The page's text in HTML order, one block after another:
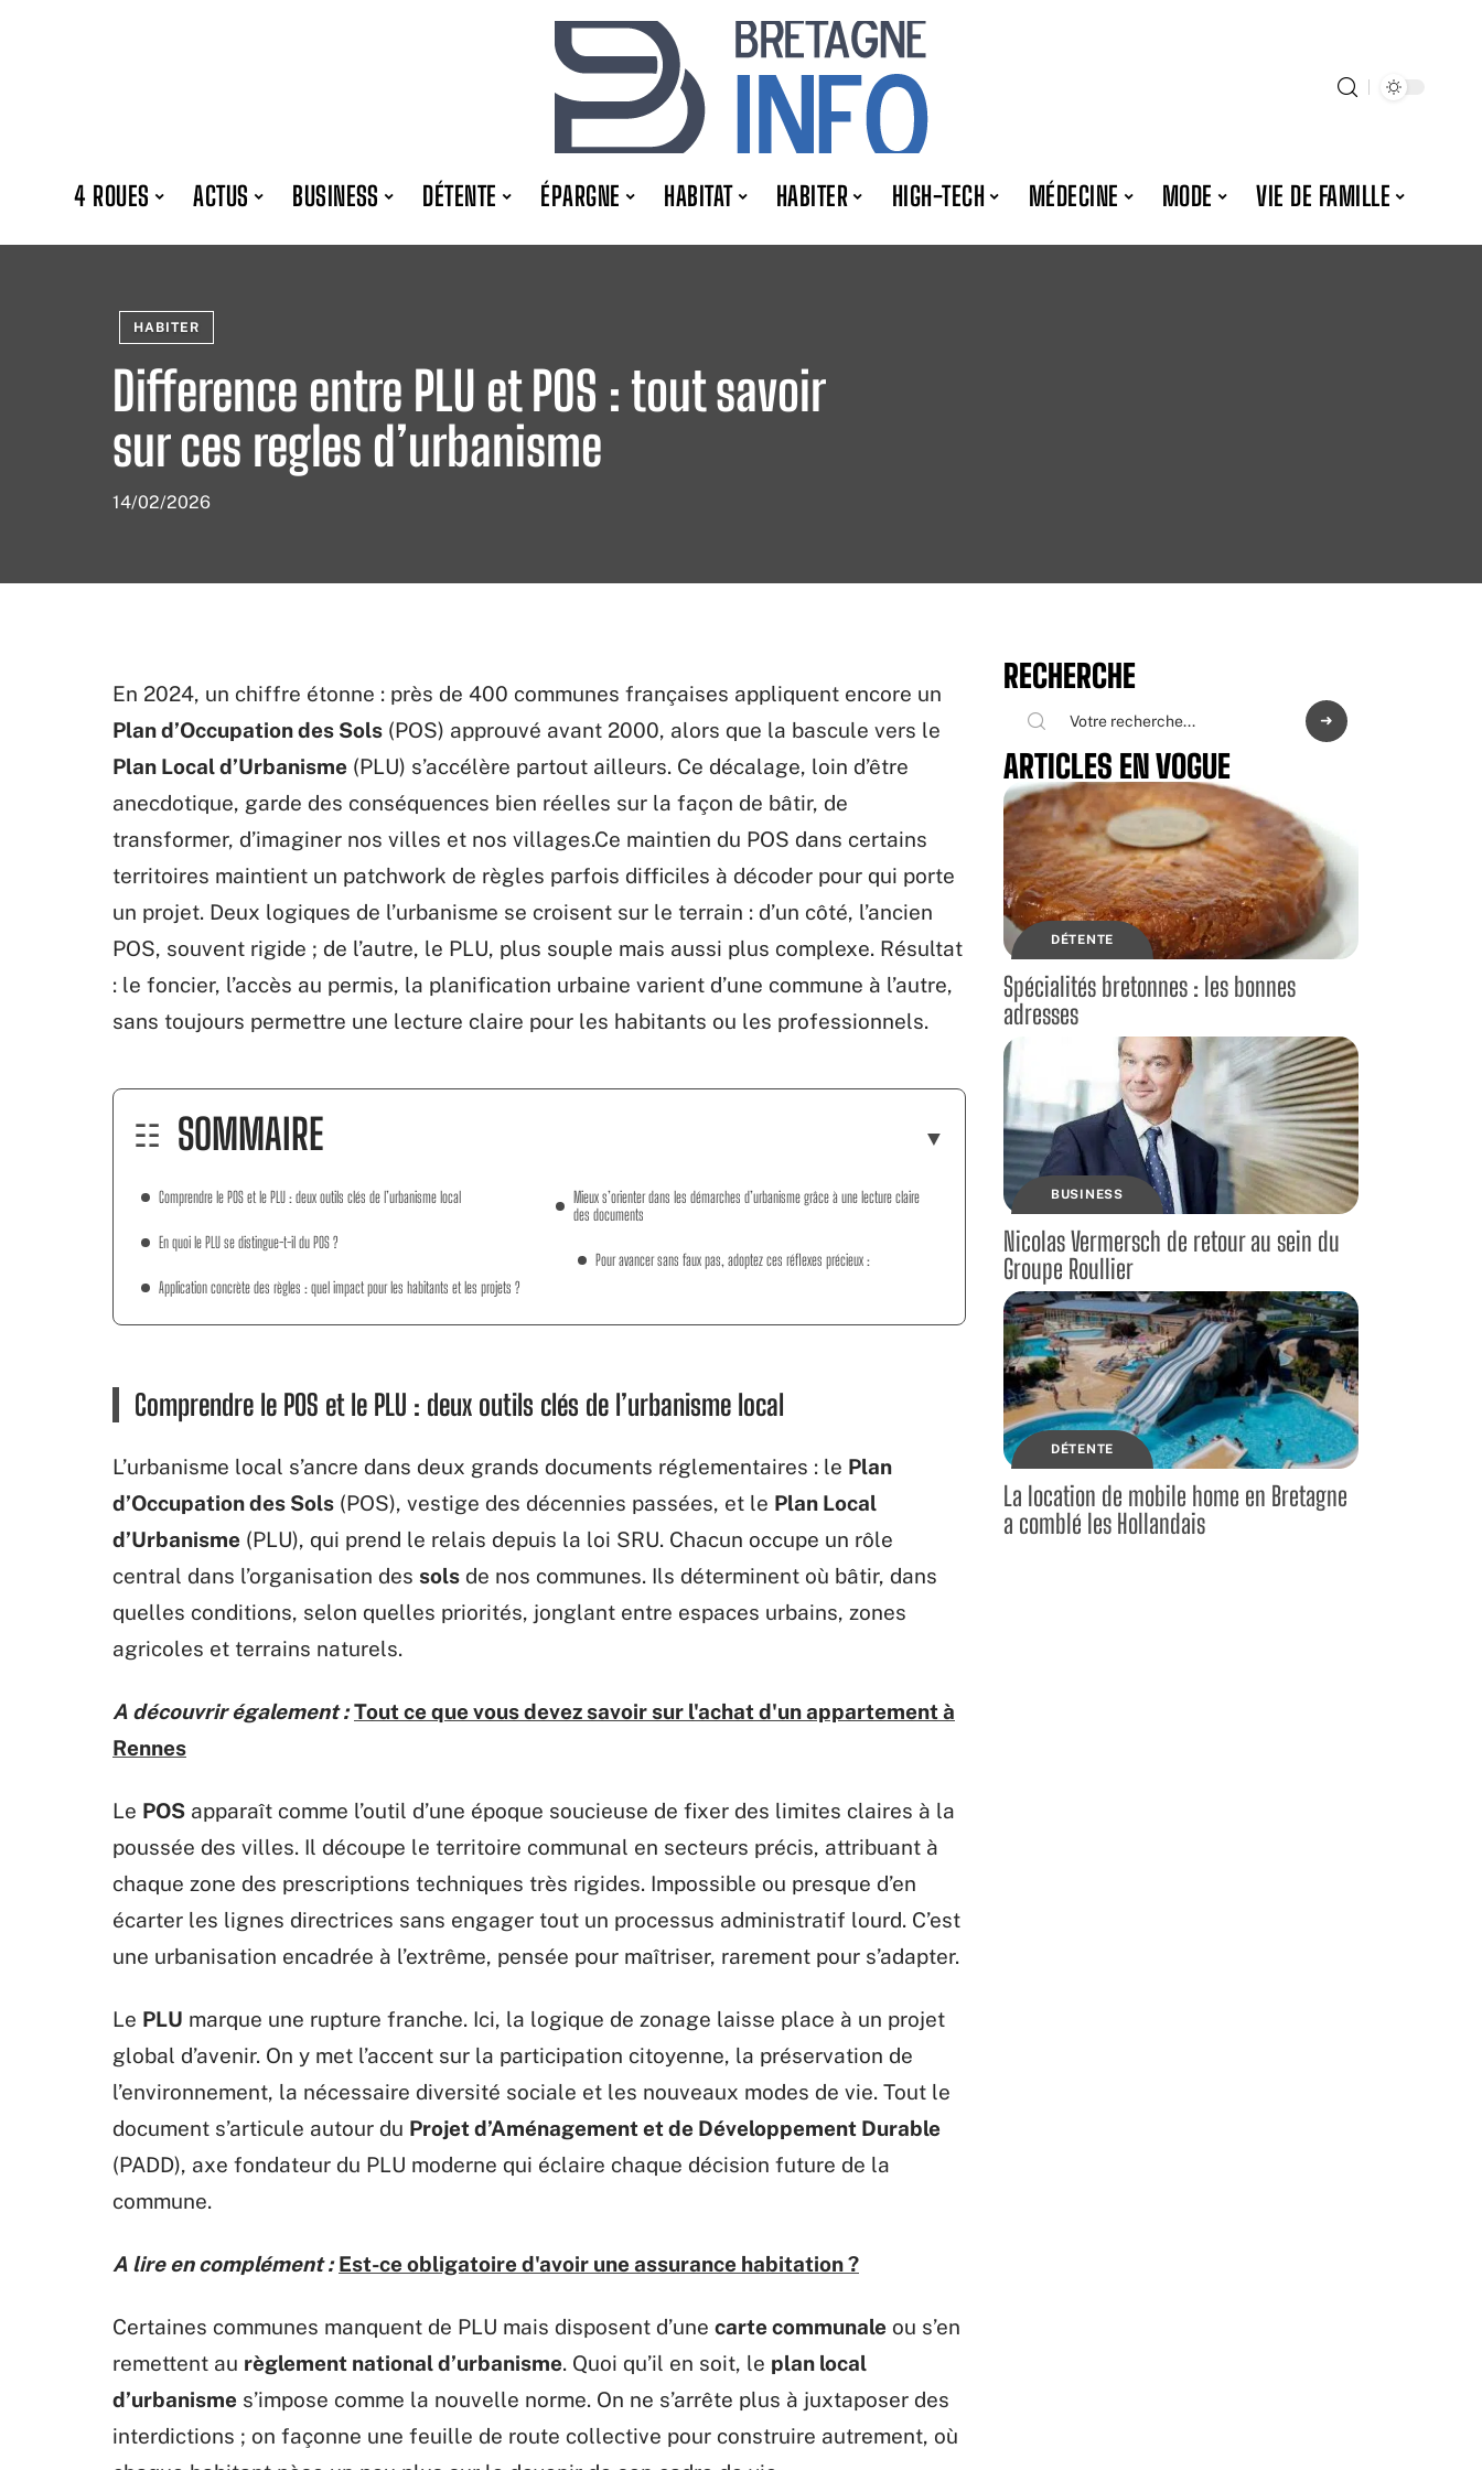
4 ROUES ACTUS BUSINESS DÉTENTE ÉPARGNE HABITAT HABITER HIGH-TECH MÉDECINE MODE VIE DE FAMILLE
HABITER
Difference entre PLU et POS : tout savoir
sur ces regles d’urbanisme
14/02/2026
En 2024, un chiffre étonne : près de 400 communes françaises appliquent encore un
Plan d’Occupation des Sols (POS) approuvé avant 2000, alors que la bascule vers le
Plan Local d’Urbanisme (PLU) s’accélère partout ailleurs. Ce décalage, loin d’être
anecdotique, garde des conséquences bien réelles sur la façon de bâtir, de
transformer, d’imaginer nos villes et nos villages.Ce maintien du POS dans certains
territoires maintient un patchwork de règles parfois difficiles à décoder pour qui porte
un projet. Deux logiques de l’urbanisme se croisent sur le terrain : d’un côté, l’ancien
POS, souvent rigide ; de l’autre, le PLU, plus souple mais aussi plus complexe. Résultat
: le foncier, l’accès au permis, la planification urbaine varient d’une commune à l’autre,
sans toujours permettre une lecture claire pour les habitants ou les professionnels.
SOMMAIRE
Comprendre le POS et le PLU : deux outils clés de l’urbanisme local
En quoi le PLU se distingue-t-il du POS ?
Application concrète des règles : quel impact pour les habitants et les projets ?
Mieux s’orienter dans les démarches d’urbanisme grâce à une lecture claire
des documents
Pour avancer sans faux pas, adoptez ces réflexes précieux :
Comprendre le POS et le PLU : deux outils clés de l’urbanisme local
L’urbanisme local s’ancre dans deux grands documents réglementaires : le Plan
d’Occupation des Sols (POS), vestige des décennies passées, et le Plan Local
d’Urbanisme (PLU), qui prend le relais depuis la loi SRU. Chacun occupe un rôle
central dans l’organisation des sols de nos communes. Ils déterminent où bâtir, dans
quelles conditions, selon quelles priorités, jonglant entre espaces urbains, zones
agricoles et terrains naturels.
A découvrir également : Tout ce que vous devez savoir sur l'achat d'un appartement à
Rennes
Le POS apparaît comme l’outil d’une époque soucieuse de fixer des limites claires à la
poussée des villes. Il découpe le territoire communal en secteurs précis, attribuant à
chaque zone des prescriptions techniques très rigides. Impossible ou presque d’en
écarter les lignes directrices sans engager tout un processus administratif lourd. C’est
une urbanisation encadrée à l’extrême, pensée pour maîtriser, rarement pour s’adapter.
Le PLU marque une rupture franche. Ici, la logique de zonage laisse place à un projet
global d’avenir. On y met l’accent sur la participation citoyenne, la préservation de
l’environnement, la nécessaire diversité sociale et les nouveaux modes de vie. Tout le
document s’articule autour du Projet d’Aménagement et de Développement Durable
(PADD), axe fondateur du PLU moderne qui éclaire chaque décision future de la
commune.
A lire en complément : Est-ce obligatoire d'avoir une assurance habitation ?
Certaines communes manquent de PLU mais disposent d’une carte communale ou s’en
remettent au règlement national d’urbanisme. Quoi qu’il en soit, le plan local
d’urbanisme s’impose comme la nouvelle norme. On ne s’arrête plus à juxtaposer des
interdictions ; on façonne une feuille de route collective pour construire autrement, où
RECHERCHE
ARTICLES EN VOGUE
DÉTENTE
Spécialités bretonnes : les bonnes
adresses
BUSINESS
Nicolas Vermersch de retour au sein du
Groupe Roullier
DÉTENTE
La location de mobile home en Bretagne
a comblé les Hollandais